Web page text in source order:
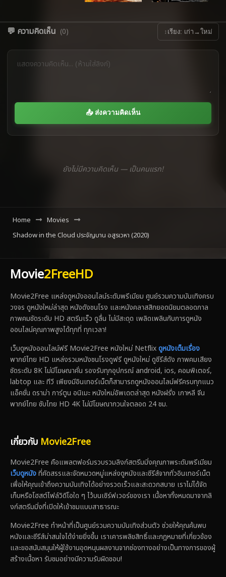
💬 ความคิดเห็น (0) ↕ เรียง: เก่า→ใหม่
📤 ส่งความคิดเห็น
ยังไม่มีความคิดเห็น — เป็นคนแรก!
Home
Movies
Shadow in the Cloud ประจัญบาน อสูรเวหา (2020)
Movie2FreeHD
Movie2Free แหล่งดูหนังออนไลน์ระดับพรีเมียม ศูนย์รวมความบันเทิงครบ
วงจร ดูหนังใหม่ล่าสุด หนังดังชนโรง และหนังคลาสสิกยอดนิยมตลอดกาล
ภาพคมชัดระดับ HD สตรีมเร็ว ดูลื่น ไม่มีสะดุด เพลิดเพลินกับการดูหนัง
ออนไลน์คุณภาพสูงได้ทุกที่ ทุกเวลา!
เว็บดูหนังออนไลน์ฟรี Movie2Free หนังใหม่ Netflixดูหนังเต็มเรื่อง
พากย์ไทย HD แหล่งรวมหนังชนโรงดูฟรี ดูหนังใหม่ ดูซีรีส์ดัง ภาพคมเสียง
ชัดระดับ 8K ไม่มีโฆษณาคั่น รองรับทุกอุปกรณ์ android, ios, คอมพิเตอร์,
labtop และ ทีวี เพียงมีอินเทอร์เน็ตก็สามารถดูหนังออนไลน์ฟรีครบทุกแนว
แอ็คชั่น ดราม่า การ์ตูน อนิเมะ หนังใหม่อัพเดตล่าสุด หนังฝรั่ง เกาหลี จีน
พากย์ไทย ซับไทย HD 4K ไม่มีโฆษณากวนใจตลอด 24 ชม.
เกี่ยวกับ Movie2Free
Movie2Free คือแพลตฟอร์มรวบรวมลิงก์สตรีมมิ่งคุณภาพระดับพรีเมียม
เว็บดูหนังที่คัดสรรและจัดหมวดหมู่แหล่งดูหนังและซีรีส์จากทั่วอินเทอร์เน็ต
เพื่อให้คุณเข้าถึงความบันเทิงได้อย่างรวดเร็วและสะดวกสบาย เราไม่ได้จัด
เก็บหรือโฮสต์ไฟล์วิดีโอใด ๆ ไว้บนเซิร์ฟเวอร์ของเรา เนื้อหาทั้งหมดมาจากลิ
งก์สตรีมมิ่งที่เปิดให้เข้าชมแบบสาธารณะ
Movie2Free ทำหน้าที่เป็นศูนย์รวมความบันเทิงส่วนตัว ช่วยให้คุณค้นพบ
หนังและซีรีส์น่าสนใจได้ง่ายยิ่งขึ้น เราเคารพลิขสิทธิ์และกฎหมายที่เกี่ยวข้อง
และขอสนับสนุนให้ผู้ใช้งานอุดหนุนผลงานจากช่องทางอย่างเป็นทางการของผู้
สร้างเนื้อหา รับชมอย่างมีความรับผิดชอบ!